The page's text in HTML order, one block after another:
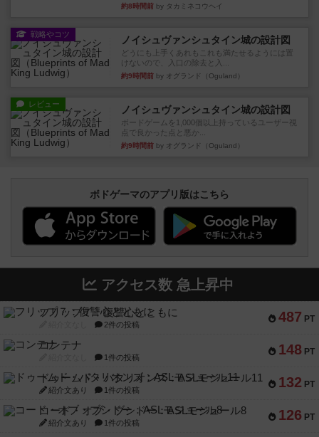
約8時間前 by タカミネコウヘイ
戦略やコツ ノイシュヴァンシュタイン城の設計図
どうにも上手くあれもこれも満たせるようには置
けないので、入口の除去と入...
約9時間前 by オグランド（Oguland）
レビュー ノイシュヴァンシュタイン城の設計図
ボードゲームを1,000個以上持っているユーザー視
点で良かった点と悪か...
約9時間前 by オグランド（Oguland）
ボドゲーマのアプリ版はこちら
アクセス数 急上昇中
487 PT
フリップ７：復讐心とともに
2件の投稿
148 PT
コンテナ
1件の投稿
132 PT
ドゥームド・バタリオンズ：ASLモジュール11
紹介文あり 1件の投稿
126 PT
コード・オブ・ブシドー：ASLモジュール8
紹介文あり 1件の投稿